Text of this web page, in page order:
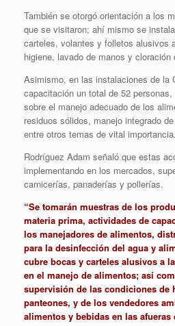
También se otorgó orientación a los
que se visitaron; ahí mismo se
carteles, volantes y folletos alusivos
higiene, lavado de manos y cloración
Asimismo, en las instalaciones de la
capacitación un total de 52
sobre el manejo adecuado de los
residuos sólidos, manejo integrado
entre otros temas de vital importancia.
Rodríguez Adam señaló que estas
implementando en los mercados,
carnicerías, panaderías y pollerías.
“Se tomarán muestras de los
materia prima, actividades de
los manejadores de alimentos,
para la desinfección del agua y
cubre bocas y carteles alusivos a
en el manejo de alimentos; así
supervisión de las condiciones de
panteones, y de los vendedores
alimentos y bebidas en las afueras